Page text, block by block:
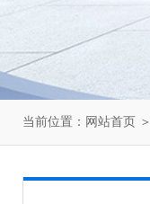
当前位置： 网站首页 ＞